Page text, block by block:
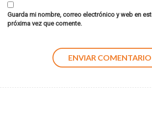
Guarda mi nombre, correo electrónico y web en
próxima vez que comente.